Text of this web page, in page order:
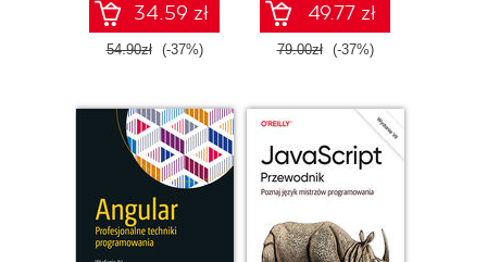
34.59 zł
54.90zł (-37%)
49.77 zł
79.00zł (-37%)